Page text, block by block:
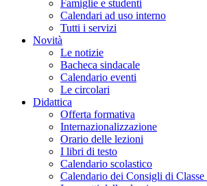
Famiglie e studenti
Calendari ad uso interno
Tutti i servizi
Novità
Le notizie
Bacheca sindacale
Calendario eventi
Le circolari
Didattica
Offerta formativa
Internazionalizzazione
Orario delle lezioni
I libri di testo
Calendario scolastico
Calendario dei Consigli di